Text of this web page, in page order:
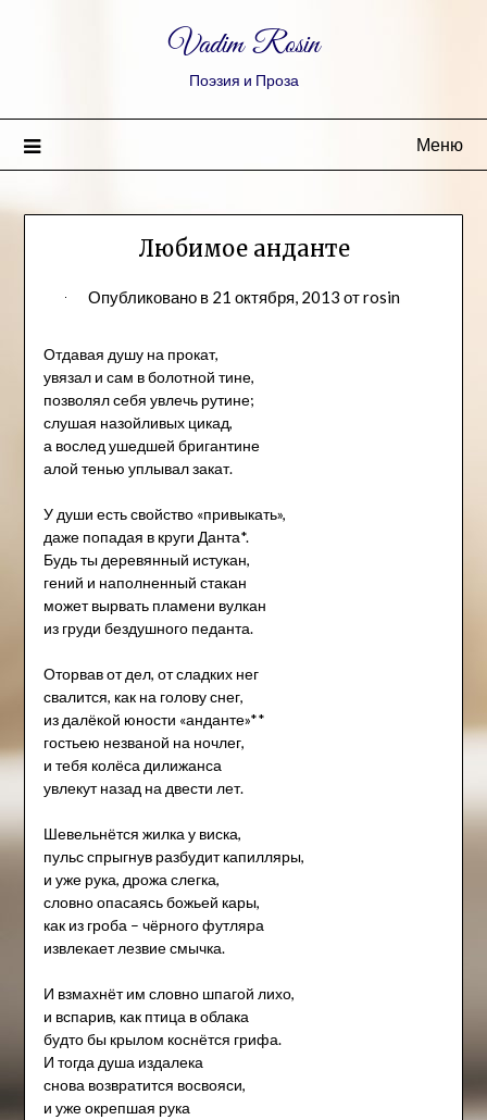
Vadim Rosin
Поэзия и Проза
Меню
Любимое анданте
Опубликовано в 21 октября, 2013 отrosin
Отдавая душу на прокат,
увязал и сам в болотной тине,
позволял себя увлечь рутине;
слушая назойливых цикад,
а вослед ушедшей бригантине
алой тенью уплывал закат.
У души есть свойство «привыкать»,
даже попадая в круги Данта*.
Будь ты деревянный истукан,
гений и наполненный стакан
может вырвать пламени вулкан
из груди бездушного педанта.
Оторвав от дел, от сладких нег
свалится, как на голову снег,
из далёкой юности «анданте»**
гостьею незваной на ночлег,
и тебя колёса дилижанса
увлекут назад на двести лет.
Шевельнётся жилка у виска,
пульс спрыгнув разбудит капилляры,
и уже рука, дрожа слегка,
словно опасаясь божьей кары,
как из гроба – чёрного футляра
извлекает лезвие смычка.
И взмахнёт им словно шпагой лихо,
и вспарив, как птица в облака
будто бы крылом коснётся грифа.
И тогда душа издалека
снова возвратится восвояси,
и уже окрепшая рука